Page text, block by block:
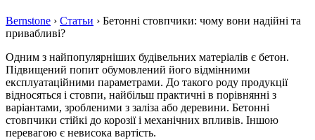
Bernstone › Статьи › Бетонні стовпчики: чому вони надійні та
привабливі?
Одним з найпопулярніших будівельних матеріалів є бетон.
Підвищений попит обумовлений його відмінними
експлуатаційними параметрами. До такого роду продукції
відносяться і стовпи, найбільш практичні в порівнянні з
варіантами, зробленими з заліза або деревини. Бетонні
стовпчики стійкі до корозії і механічних впливів. Іншою
перевагою є невисока вартість.